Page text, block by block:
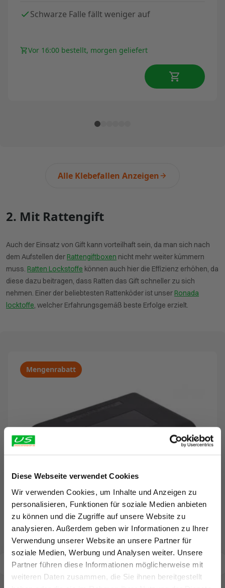
Diese Webseite verwendet Cookies
Wir verwenden Cookies, um Inhalte und Anzeigen zu
personalisieren, Funktionen für soziale Medien anbieten
zu können und die Zugriffe auf unsere Website zu
analysieren. Außerdem geben wir Informationen zu Ihrer
Verwendung unserer Website an unsere Partner für
soziale Medien, Werbung und Analysen weiter. Unsere
Partner führen diese Informationen möglicherweise mit
weiteren Daten zusammen, die Sie ihnen bereitgestellt
Schwarze Falle fällt weniger auf
Vor 16:00 bestellt, morgen geliefert
Alle Klebefallen Anzeigen
2. Mit Rattengift
Auch der Einsatz von Gift kann vorteilhaft sein, da man sich nach
dem Aufstellen der Rattengiftboxen nicht mehr weiter kümmern
muss. Ratten Lockstoffe können auch hier die Effizienz erhöhen, da
diese dazu beitragen, dass Ratten das Gift schneller zu sich
nehmen. Einer der beliebtesten Rattenköder ist unser Ronada
locktoffe, welcher Erfahrungsgemäß beste Erfolge erzielt.
Mengenrabatt
Rattenköderbox
5% Rabatt auf Ihre